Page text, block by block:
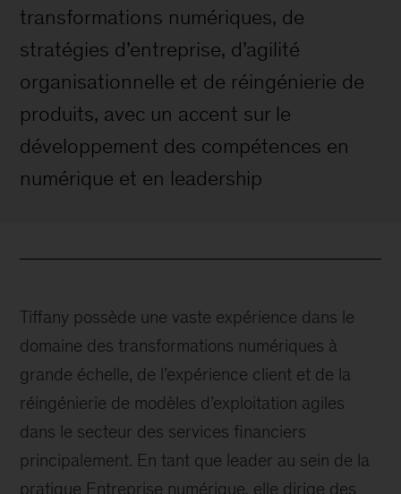
transformations numériques, de
stratégies d’entreprise, d’agilité
organisationnelle et de réingénierie de
produits, avec un accent sur le
développement des compétences en
numérique et en leadership
Tiffany possède une vaste expérience dans le
domaine des transformations numériques à
grande échelle, de l’expérience client et de la
réingénierie de modèles d’exploitation agiles
dans le secteur des services financiers
principalement. En tant que leader au sein de la
pratique Entreprise numérique, elle dirige des